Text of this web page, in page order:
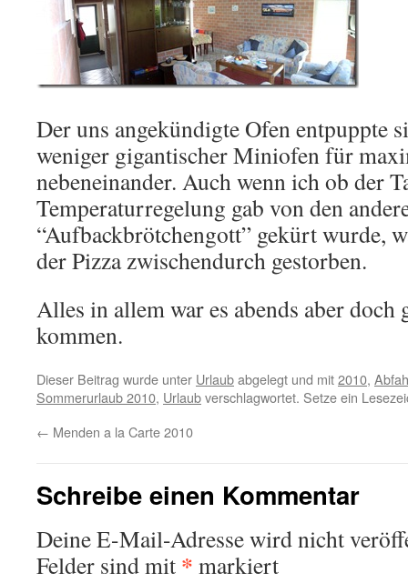
Der uns angekündigte Ofen entpuppte
weniger gigantischer Miniofen für
nebeneinander. Auch wenn ich ob der
Temperaturregelung gab von den
“Aufbackbrötchengott” gekürt wurde,
der Pizza zwischendurch gestorben.
Alles in allem war es abends aber doch
kommen.
Dieser Beitrag wurde unter Urlaubabgelegt und mit2010,
Sommerurlaub 2010, Urlaubverschlagwortet. Setze ein
← Menden a la Carte 2010
Schreibe einen Kommentar
Deine E-Mail-Adresse wird nicht
Felder sind mit * markiert